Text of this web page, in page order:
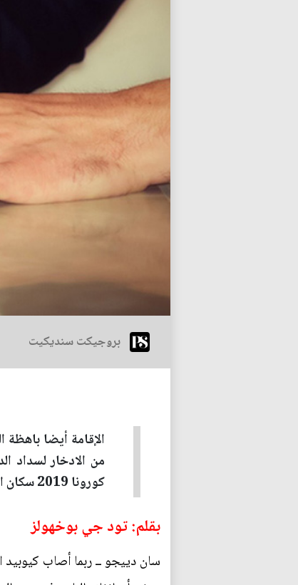
بروجيكت سنديكيت
من الادخار لسداد
كورونا 2019 سكان المدن إلى شراء مساكن في الضواحي وأصحاب العقارات...
بقلم: تود جي بوخهولز
سان دييجو ــ ربما أصاب